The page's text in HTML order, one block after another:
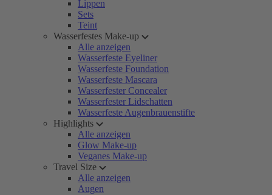
Lippen
Sets
Teint
Wasserfestes Make-up
Alle anzeigen
Wasserfeste Eyeliner
Wasserfeste Foundation
Wasserfeste Mascara
Wasserfester Concealer
Wasserfester Lidschatten
Wasserfeste Augenbrauenstifte
Highlights
Alle anzeigen
Glow Make-up
Veganes Make-up
Travel Size
Alle anzeigen
Augen